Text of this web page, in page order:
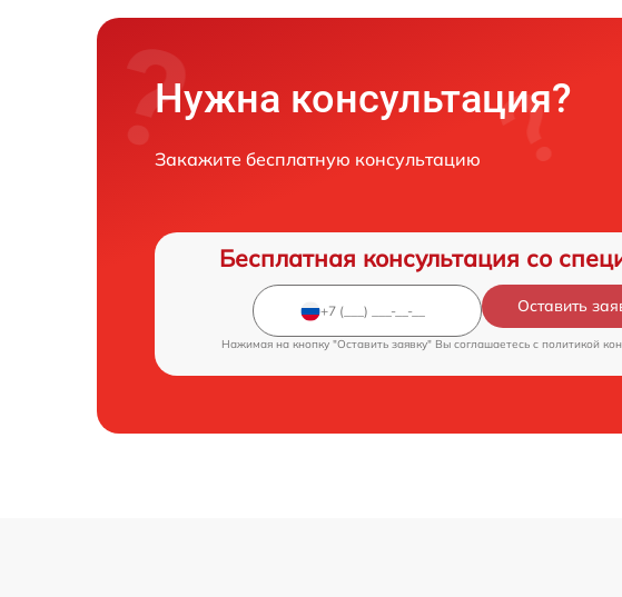
Нужна консультация?
Закажите бесплатную консультацию
Бесплатная консультация со
Оставить
Нажимая на кнопку "Оставить заявку" Вы соглашаетесь c политикой